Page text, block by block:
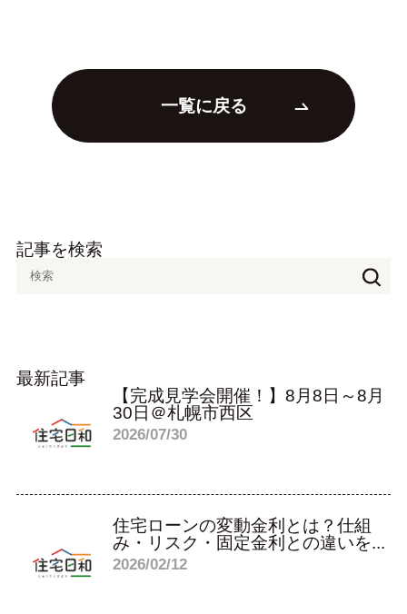
一覧に戻る
記事を検索
最新記事
【完成見学会開催！】8月8日～8月
30日＠札幌市西区
2026/07/30
住宅ローンの変動金利とは？仕組
み・リスク・固定金利との違いを...
2026/02/12